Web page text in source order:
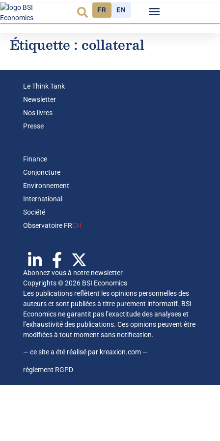
FR EN
Étiquette : collateral
Le Think Tank
Newsletter
Nos livres
Presse
Finance
Conjoncture
Environnement
International
Société
Observatoire FRCH
Abonnez vous à notre newsletter
Copyrights © 2026 BSI Economics
Les publications reflètent les opinions personnelles des
auteurs et sont publiées à titre purement informatif. BSI
Economics ne garantit pas l’exactitude des analyses et
l’exhaustivité des publications. Ces opinions peuvent être
modifiées à tout moment sans notification.
— ce site a été réalisé par kreaxion.com —
règlement RGPD